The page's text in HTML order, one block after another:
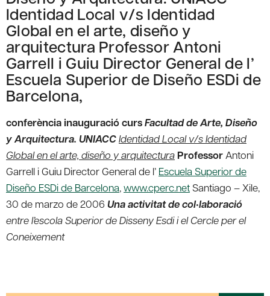
Identidad Local v/s Identidad
Global en el arte, diseño y
arquitectura Professor Antoni
Garrell i Guiu Director General de l’
Escuela Superior de Diseño ESDi de
Barcelona,
conferència inauguració cursFacultad de Arte, Diseño
y Arquitectura. UNIACCIdentidad Local v/s Identidad
Global en el arte, diseño y arquitectura Professor Antoni
Garrell i Guiu Director General de l’ Escuela Superior de
Diseño ESDi de Barcelona,www.cperc.netSantiago – Xile,
30 de marzo de 2006 Una activitat de col•laboració
entre l’escola Superior de Disseny Esdi i el Cercle per el
Coneixement